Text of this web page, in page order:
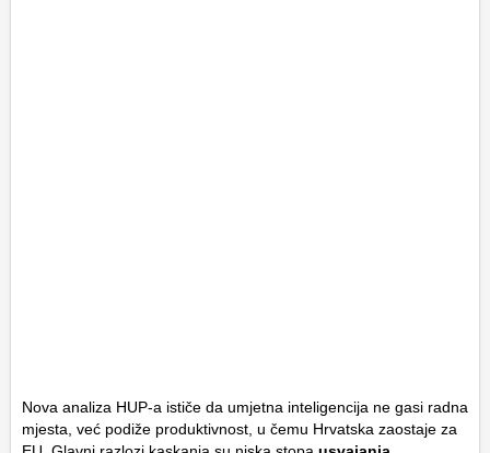
Nova analiza HUP-a ističe da umjetna inteligencija ne gasi radna
mjesta, već podiže produktivnost, u čemu Hrvatska zaostaje za